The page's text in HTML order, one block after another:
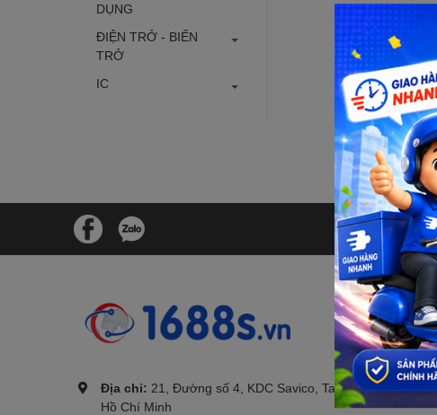
DỤNG
ĐIỆN TRỞ - BIẾN
TRỞ
IC
Địa chỉ: 21, Đường số 4, KDC Savico, Tam Bình, TP.
Hồ Chí Minh